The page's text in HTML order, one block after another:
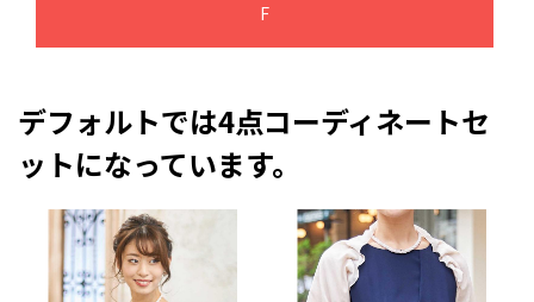
F
デフォルトでは4点コーディネートセ
ットになっています。